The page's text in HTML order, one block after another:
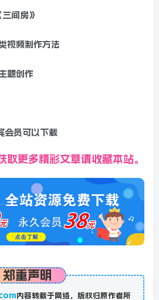
间房》
视频制作方法
题创作
会员可以下载
取更多精彩文章请收藏本站。
郑重声明
内容转载于网络，版权归原作者所